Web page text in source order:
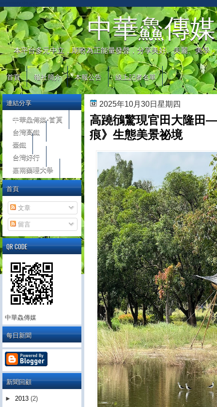
中華鱻傳媒
本平台多元中立，期盼為正能量發聲，分享美好、美麗、美學
首頁 報社簡介 本報公告 線上記者名單
2025年10月30日星期四
高蹺鴴驚現官田大隆田
痕》生態美景祕境
連結分享
中華鱻傳媒-首頁
台灣高鐵
臺鐵
台灣好行
嘉南藥理大學
首頁
文章
留言
QR CODE
中華鱻傳媒
每日新聞
新聞回顧
► 2013 (2)